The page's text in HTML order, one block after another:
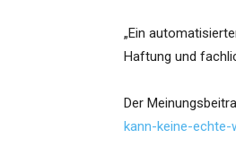
„Ein
Haftung und
Der
kann-keine-echte-